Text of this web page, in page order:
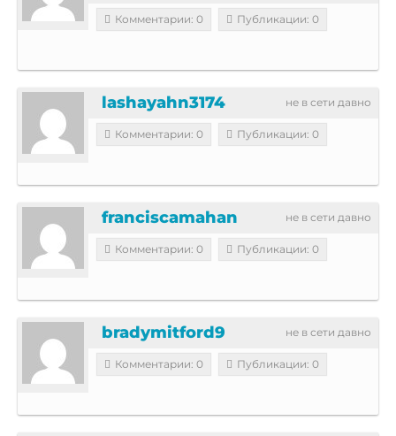
Комментарии: 0 Публикации: 0
не в сети давно
lashayahn3174
Комментарии: 0 Публикации: 0
не в сети давно
franciscamahan
Комментарии: 0 Публикации: 0
не в сети давно
bradymitford9
Комментарии: 0 Публикации: 0